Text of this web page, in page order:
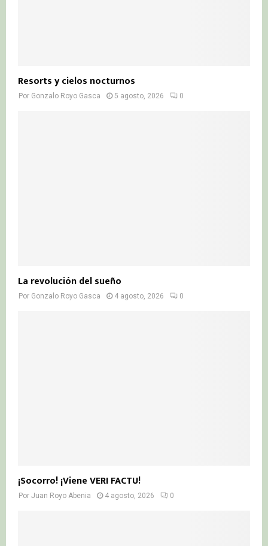
Resorts y cielos nocturnos
Por Gonzalo Royo Gasca 5 agosto, 2026 0
La revolución del sueño
Por Gonzalo Royo Gasca 4 agosto, 2026 0
¡Socorro! ¡Viene VERI FACTU!
Por Juan Royo Abenia 4 agosto, 2026 0